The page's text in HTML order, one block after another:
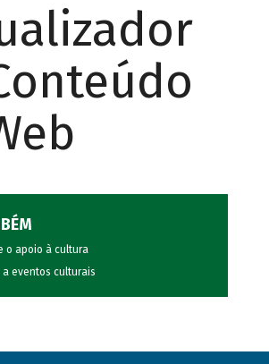
o apoio à cultura
a eventos culturais